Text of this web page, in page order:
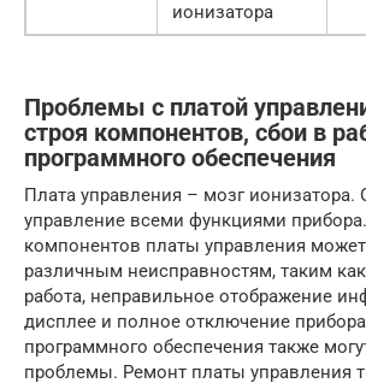
ионизатора
Проблемы с платой
строя компонентов, сбои в
программного обеспечения
Плата управления – мозг ионизатора.
управление всеми функциями
компонентов платы управления
различным неисправностям, таким
работа, неправильное отображение
дисплее и полное отключение
программного обеспечения также
проблемы. Ремонт платы управления